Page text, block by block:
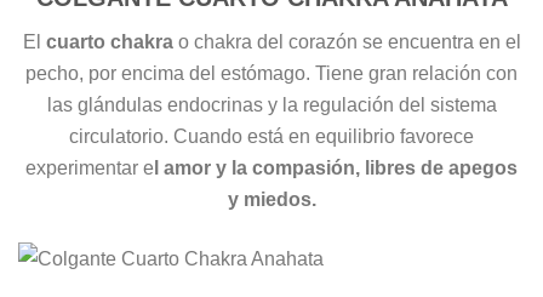
El cuarto chakrao chakra del corazón se encuentra en el
pecho, por encima del estómago. Tiene gran relación con
las glándulas endocrinas y la regulación del sistema
circulatorio. Cuando está en equilibrio favorece
experimentar el amor y la compasión, libres de apegos
y miedos.